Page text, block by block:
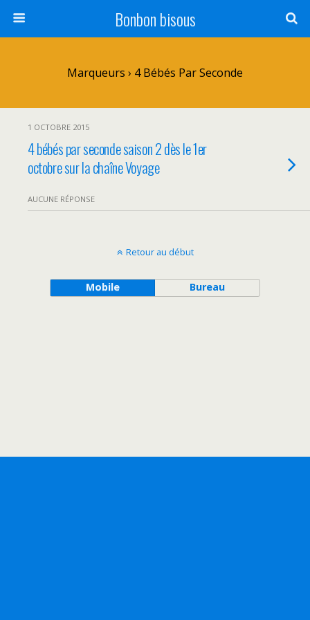
Bonbon bisous
Marqueurs › 4 Bébés Par Seconde
1 OCTOBRE 2015
4 bébés par seconde saison 2 dès le 1er
octobre sur la chaîne Voyage
AUCUNE RÉPONSE
Retour au début
Mobile Bureau